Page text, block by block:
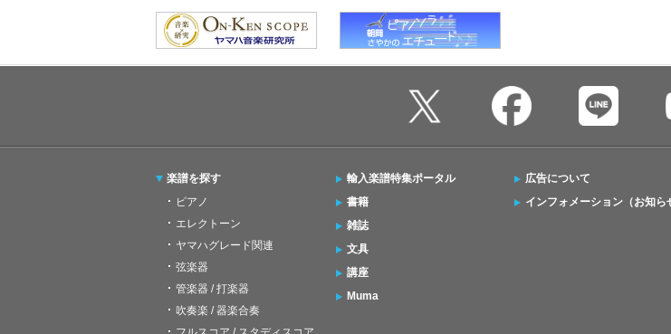
楽譜を探す
ピアノ
エレクトーン
ヤマハグレード関連
弦楽器
管楽器 / 打楽器
吹奏楽 / 器楽合奏
輸入楽譜特集ポータル
書籍
雑誌
文具
講座
Muma
広告について
インフォメーション（お知ら